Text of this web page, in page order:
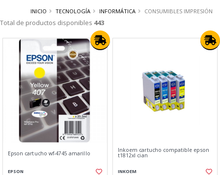
INICIO TECNOLOGÍA INFORMÁTICA CONSUMIBLES IMPRESIÓN
Total de productos disponibles 443
Epson cartucho wf-4745 amarillo
EPSON
Inkoem cartucho compatible epson
t1812xl cian
INKOEM